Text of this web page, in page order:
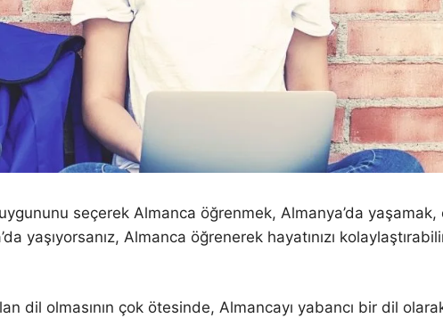
seçerek Almanca öğrenmek, Almanya’da
yaşıyorsanız, Almanca öğrenerek hayatınızı
dil olmasının çok ötesinde, Almancayı yabancı bir dil